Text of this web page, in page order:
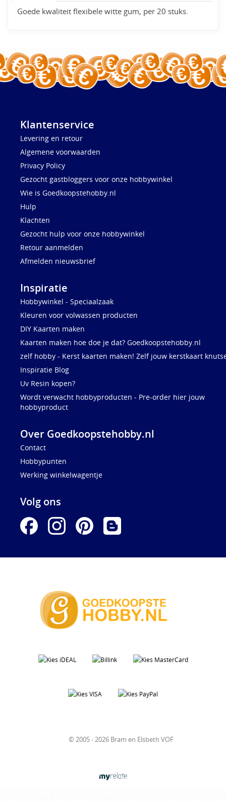
Goede kwaliteit flexibele witte gum, per 20 stuks.
Klantenservice
Levering en retour
Algemene voorwaarden
Privacy Policy
Gezocht gastbloggers voor onze hobbywinkel
Wie is Goedkoopstehobby.nl
Hulp
Klachten
Gezocht hulp voor onze hobbywinkel
Retour aanmelden
Afmelden nieuwsbrief
Inspiratie
Hobbywinkel - Speciaalzaak
Kleuren voor volwassen producten
DIY Kaarten maken
Kaarten maken hoe doe je dat? Goedkoopstehobby.nl
zelf hobby - Kerst kaarten maken! Zelf jouw kerstkaart
Inspiratie Blog
Uv Resin kopen?
Wordt verwacht hobbyproducten - Pre-order hier jouw
hobbyproduct
Over Goedkoopstehobby.nl
Contact
Hobbypunten
Werking winkelwagentje
Volg ons
© 2005 - 2026 Bram en Elsbeth VOF